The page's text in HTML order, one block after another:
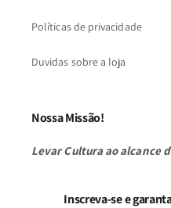
Políticas de privacidade
Duvidas sobre a loja
Nossa Missão!
Levar Cultura ao alcance
Inscreva-se e